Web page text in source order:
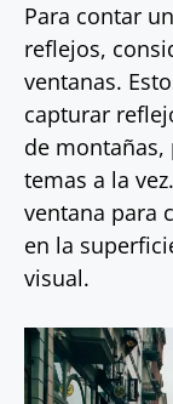
Para contar
reflejos,
ventanas.
capturar
de montañas,
temas a la
ventana para
en la
visual.